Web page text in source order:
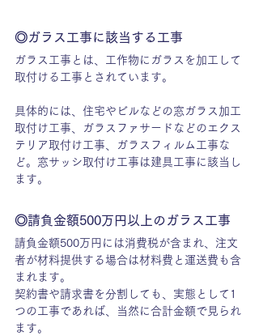
◎ガラス工事に該当する工事
ガラス工事とは、工作物にガラスを加工して
取付ける工事とされています。
具体的には、住宅やビルなどの窓ガラス加工
取付け工事、ガラスファサードなどのエクス
テリア取付け工事、ガラスフィルム工事な
ど。窓サッシ取付け工事は建具工事に該当し
ます。
◎請負金額500万円以上のガラス工事
請負金額500万円には消費税が含まれ、注文
者が材料提供する場合は材料費と運送費も含
まれます。
契約書や請求書を分割しても、実態として1
つの工事であれば、当然に合計金額で見られ
ます。